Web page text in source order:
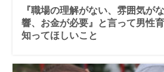
『職場の理解がない、雰囲気が
響、お金が必要』と言って男性
知ってほしいこと